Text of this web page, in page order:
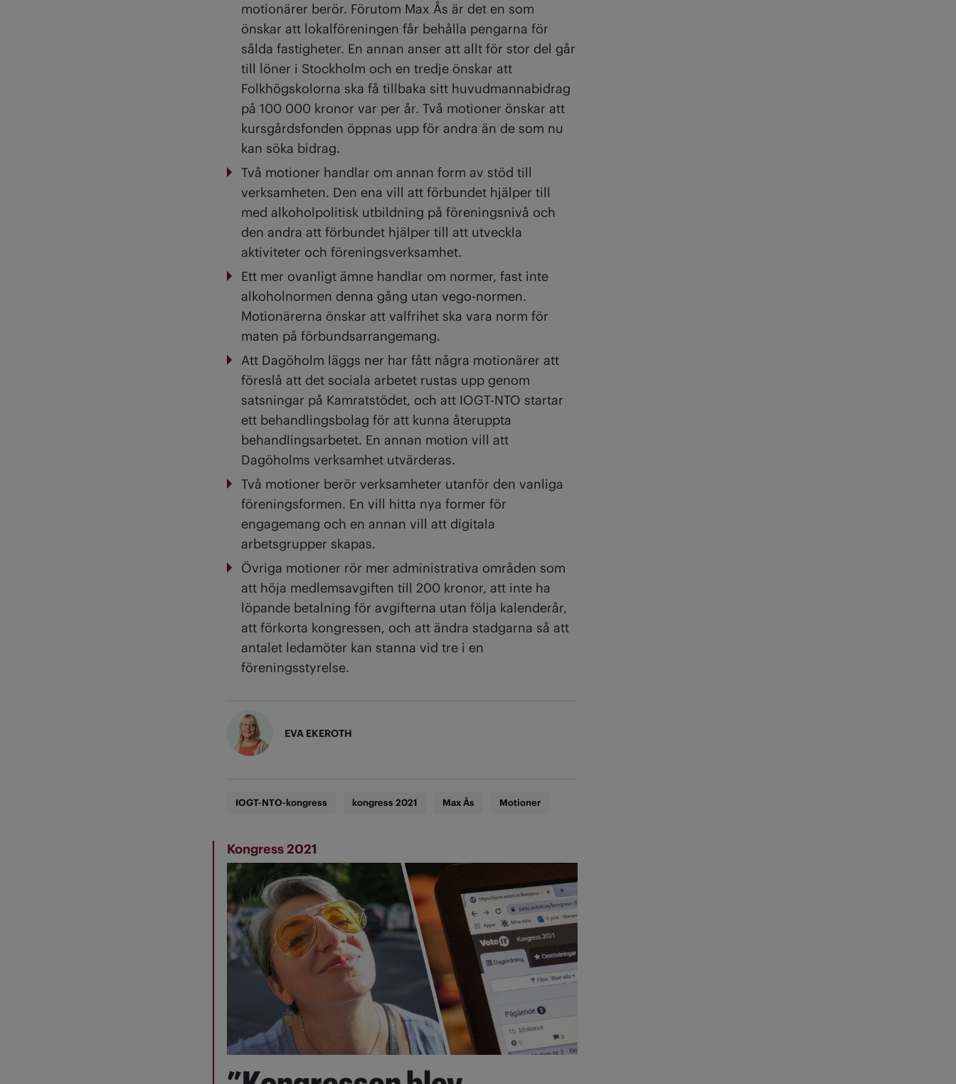
motionärer berör. Förutom Max Ås är det en som
önskar att lokalföreningen får behålla pengarna för
sålda fastigheter. En annan anser att allt för stor del går
till löner i Stockholm och en tredje önskar att
Folkhögskolorna ska få tillbaka sitt huvudmannabidrag
på 100 000 kronor var per år. Två motioner önskar att
kursgårdsfonden öppnas upp för andra än de som nu
kan söka bidrag.
Två motioner handlar om annan form av stöd till
verksamheten. Den ena vill att förbundet hjälper till
med alkoholpolitisk utbildning på föreningsnivå och
den andra att förbundet hjälper till att utveckla
aktiviteter och föreningsverksamhet.
Ett mer ovanligt ämne handlar om normer, fast inte
alkoholnormen denna gång utan vego-normen.
Motionärerna önskar att valfrihet ska vara norm för
maten på förbundsarrangemang.
Att Dagöholm läggs ner har fått några motionärer att
föreslå att det sociala arbetet rustas upp genom
satsningar på Kamratstödet, och att IOGT-NTO startar
ett behandlingsbolag för att kunna återuppta
behandlingsarbetet. En annan motion vill att
Dagöholms verksamhet utvärderas.
Två motioner berör verksamheter utanför den vanliga
föreningsformen. En vill hitta nya former för
engagemang och en annan vill att digitala
arbetsgrupper skapas.
Övriga motioner rör mer administrativa områden som
att höja medlemsavgiften till 200 kronor, att inte ha
löpande betalning för avgifterna utan följa kalenderår,
att förkorta kongressen, och att ändra stadgarna så att
antalet ledamöter kan stanna vid tre i en
föreningsstyrelse.
EVA EKEROTH
IOGT-NTO-kongress kongress 2021 Max Ås Motioner
Kongress 2021